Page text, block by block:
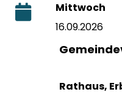
Mittwoch
16.09.2026
Rathaus,